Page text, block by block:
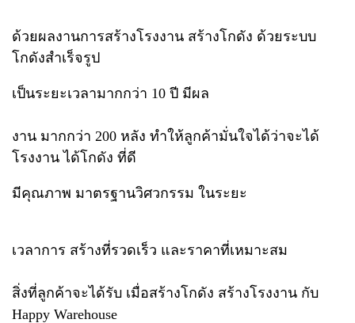
ด้วยผลงานการสร้างโรงงาน สร้างโกดัง ด้วยระบบ
โกดังสำเร็จรูป
เป็นระยะเวลามากกว่า 10 ปี มีผล
งาน มากกว่า 200 หลัง ทำให้ลูกค้ามั่นใจได้ว่าจะได้
โรงงาน ได้โกดัง ที่ดี
มีคุณภาพ มาตรฐานวิศวกรรม ในระยะ
เวลาการ สร้างที่รวดเร็ว และราคาที่เหมาะสม
สิ่งที่ลูกค้าจะได้รับ เมื่อสร้างโกดัง สร้างโรงงาน กับ
Happy Warehouse